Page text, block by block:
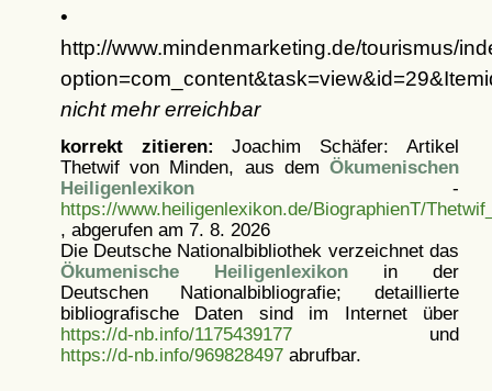
•
http://www.mindenmarketing.de/tourismus/
nicht mehr erreichbar
korrekt zitieren: Joachim Schäfer: Artikel
Thetwif von Minden, aus dem Ökumenischen
Heiligenlexikon-
https://www.heiligenlexikon.de/BiographienT/
, abgerufen am 7. 8. 2026
Die Deutsche Nationalbibliothek verzeichnet das
Ökumenische Heiligenlexikonin der
Deutschen Nationalbibliografie; detaillierte
bibliografische Daten sind im Internet über
https://d-nb.info/1175439177und
https://d-nb.info/969828497abrufbar.